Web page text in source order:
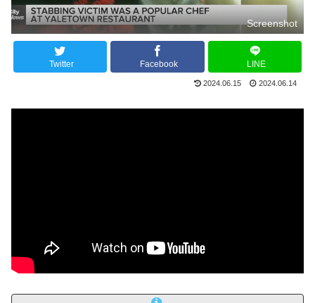
Screenshot
Twitter Facebook LINE
2024.06.15 2024.06.14